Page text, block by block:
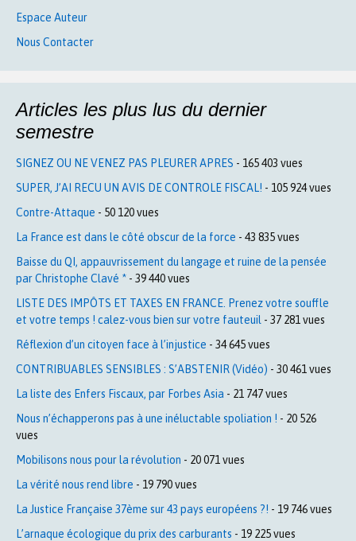
Espace Auteur
Nous Contacter
Articles les plus lus du dernier
semestre
SIGNEZ OU NE VENEZ PAS PLEURER APRES - 165 403 vues
SUPER, J’AI RECU UN AVIS DE CONTROLE FISCAL! - 105 924 vues
Contre-Attaque - 50 120 vues
La France est dans le côté obscur de la force - 43 835 vues
Baisse du QI, appauvrissement du langage et ruine de la pensée
par Christophe Clavé * - 39 440 vues
LISTE DES IMPÔTS ET TAXES EN FRANCE. Prenez votre souffle
et votre temps ! calez-vous bien sur votre fauteuil - 37 281 vues
Réflexion d’un citoyen face à l’injustice - 34 645 vues
CONTRIBUABLES SENSIBLES : S’ABSTENIR (Vidéo) - 30 461 vues
La liste des Enfers Fiscaux, par Forbes Asia - 21 747 vues
Nous n’échapperons pas à une inéluctable spoliation ! - 20 526
vues
Mobilisons nous pour la révolution - 20 071 vues
La vérité nous rend libre - 19 790 vues
La Justice Française 37ème sur 43 pays européens ?! - 19 746 vues
L’arnaque écologique du prix des carburants - 19 225 vues